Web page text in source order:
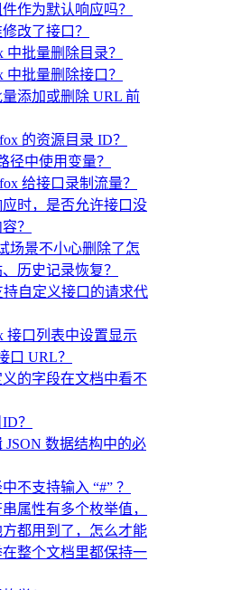
作为默认响应吗？
改了接口？
批量删除目录？
批量删除接口？
添加或删除 URL 前
的资源目录 ID？
径中使用变量？
给接口录制流量？
时，是否允许接口没
？
场景不小心删除了怎
历史记录恢复？
自定义接口的请求代
接口列表中设置显示
口 URL？
的字段在文档中看不
？
JSON 数据结构中的必
不支持输入 “#” ？
属性有多个枚举值，
都用到了，怎么才能
整个文档里都保持一